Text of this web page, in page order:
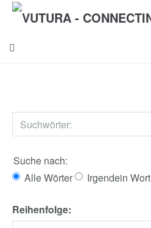
Suche nach:
Alle Wörter
Irgendein Wort
Reihenfolge: